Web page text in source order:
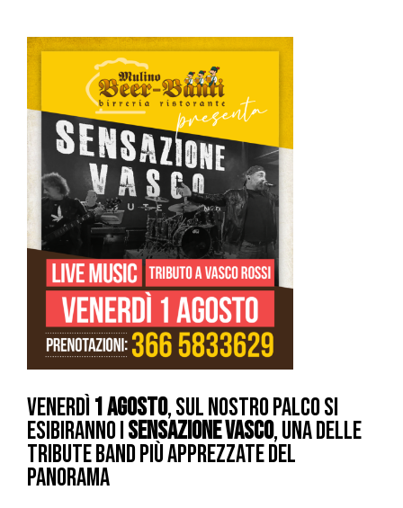
Venerdì 1 agosto, sul nostro palco si
esibiranno iSensazione Vasco, una delle
tribute band più apprezzate del
panorama